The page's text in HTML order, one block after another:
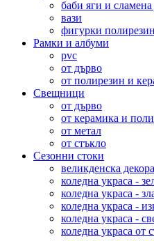
баби яги и
вази
фигурки полирезин
Рамки и албуми
pvc
от дърво
от полирезин и
Свещници
от дърво
от керамика и
от метал
от стъкло
Сезонни стоки
великденска
коледна украса -
коледна украса -
коледна украса -
коледна украса -
коледна украса от